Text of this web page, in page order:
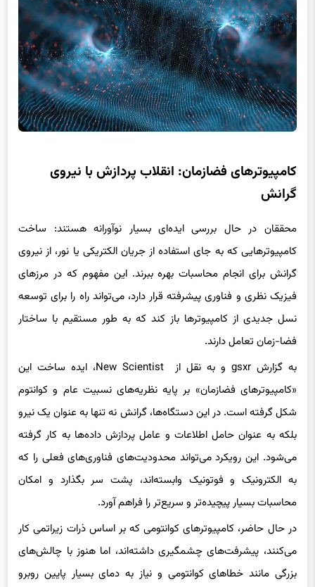
گرانش
کامپیوترهایی که به جای استفاده از جریان الکتریکی یا نور، از نیروی
گرانش برای انجام محاسبات بهره ببرند. این مفهوم که در مرزهای
فیزیک نظری و فناوری پیشرفته قرار دارد، می‌تواند راه را برای توسعه
نسل جدیدی از کامپیوترها باز کند که به طور مستقیم با ساختار
فضا-زمان تعامل دارند.
«کامپیوترهای فضازمان» بر پایه نظریه‌های نسبیت عام و کوانتوم
شکل گرفته است. در این دستگاه‌ها، گرانش نه تنها به عنوان یک نیرو
بلکه به عنوان حامل اطلاعات و عامل پردازش داده‌ها به کار گرفته
می‌شود. این رویکرد می‌تواند محدودیت‌های فناوری‌های فعلی را که
به الکترونیک و فوتونیک وابسته‌اند، پشت سر بگذارد و امکان
محاسبات بسیار پیچیده‌تر و سریع‌تر را فراهم آورد.
در حال حاضر، کامپیوترهای کوانتومی که بر اساس ذرات زیراتمی کار
می‌کنند، پیشرفت‌های چشمگیری داشته‌اند، اما هنوز با چالش‌های
بزرگی مانند خطاهای کوانتومی و نیاز به دمای بسیار پایین روبرو
هستند. استفاده از گرانش به عنوان منبع پردازش می‌تواند این